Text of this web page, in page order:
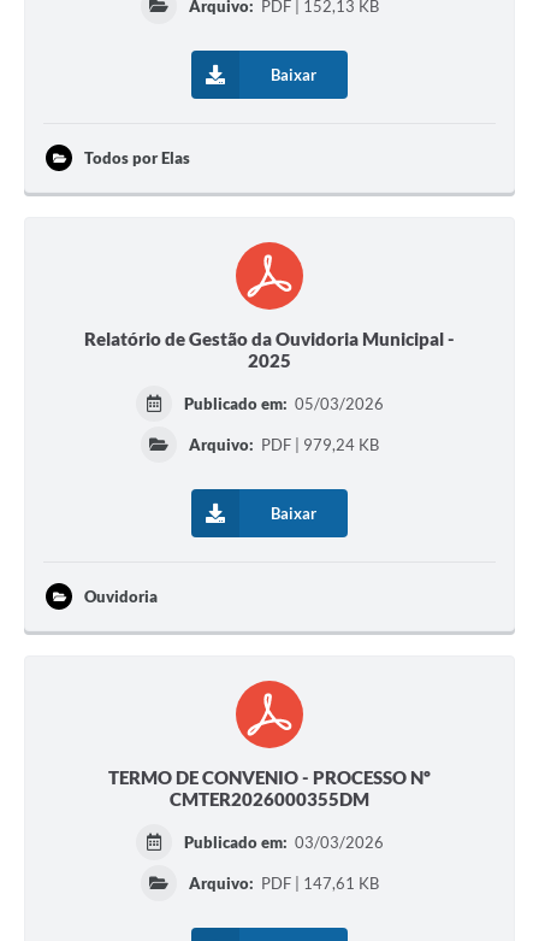
Arquivo: PDF | 152,13 KB
Baixar
Todos por Elas
Relatório de Gestão da Ouvidoria Municipal -
2025
Publicado em: 05/03/2026
Arquivo: PDF | 979,24 KB
Baixar
Ouvidoria
TERMO DE CONVENIO - PROCESSO Nº
CMTER2026000355DM
Publicado em: 03/03/2026
Arquivo: PDF | 147,61 KB